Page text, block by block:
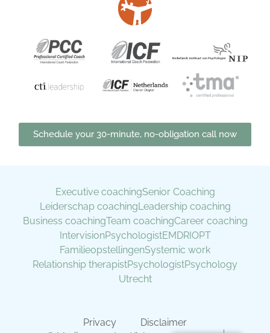
Schedule your 30-minute, no-obligation call now
Executive coachingSenior Coaching
Leiderschap coachingLeadership coaching
Business coachingTeam coachingCareer coaching
IntervisionPsychologistEMDRIOPT
FamilieopstellingenSystemic work
Relationship therapistPsychologistPsychology
Utrecht
Privacy
Disclaimer